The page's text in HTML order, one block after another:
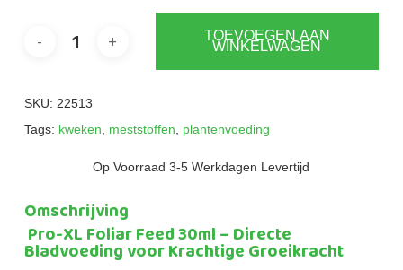
TOEVOEGEN AAN
WINKELWAGEN
SKU: 22513
Tags: kweken, meststoffen, plantenvoeding
Op Voorraad 3-5 Werkdagen Levertijd
Omschrijving
Pro-XL Foliar Feed 30ml – Directe
Bladvoeding voor Krachtige Groeikracht